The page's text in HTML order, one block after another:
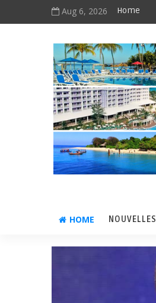
Aug 6, 2026 Home
HOME NOUVELLES